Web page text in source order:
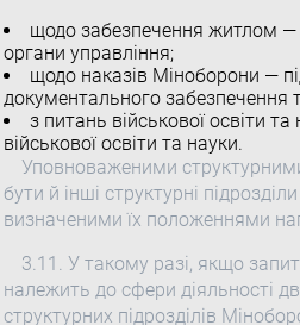
щодо забезпечення житлом —
органи управління;
щодо наказів Міноборони —
документального забезпечення
з питань військової освіти та
військової освіти та науки.
Уповноваженими
бути й інші структурні
визначеними їх положеннями
3.11. У такому разі, якщо
належить до сфери діяльності
структурних підрозділів